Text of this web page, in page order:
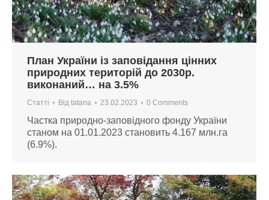
План України із заповідання цінних
природних територій до 2030р.
виконаний… на 3.5%
Статті Від tatana 23.02.2023 0 Comments
Частка природно-заповідного фонду України
станом на 01.01.2023 становить 4.167 млн.га
(6.9%).